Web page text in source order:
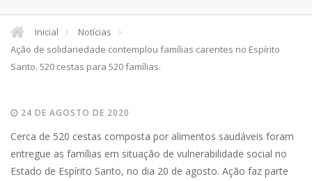
Inicial
Notícias
Ação de solidariedade contemplou famílias carentes no Espírito
Santo. 520 cestas para 520 famílias.
24 DE AGOSTO DE 2020
Cerca de 520 cestas composta por alimentos saudáveis foram
entregue as famílias em situação de vulnerabilidade social no
Estado de Espírito Santo, no dia 20 de agosto. Ação faz parte